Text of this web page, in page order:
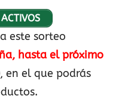
este sorteo
hasta el próximo
, en el que podrás